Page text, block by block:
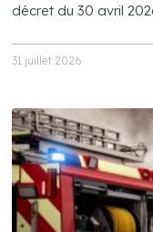
décret du 30 avril
31 juillet 2026